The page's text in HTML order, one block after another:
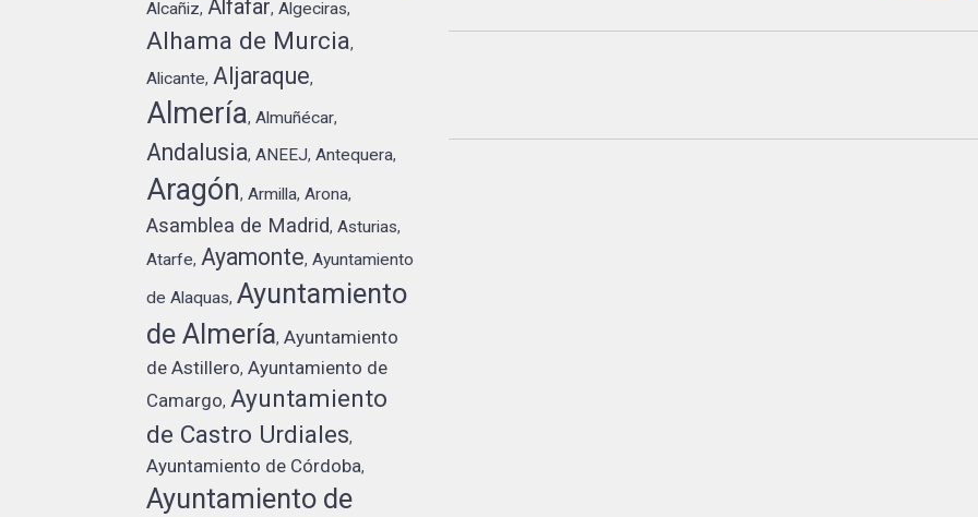
Alcañiz, Alfafar,Algeciras,
Alhama de Murcia,
Alicante, Aljaraque,
Almería,Almuñécar,
Andalusia,ANEEJ,Antequera,
Aragón,Armilla,Arona,
Asamblea de Madrid,Asturias,
Atarfe, Ayamonte,Ayuntamiento
de Alaquas,Ayuntamiento
de Almería,Ayuntamiento
de Astillero,Ayuntamiento de
Camargo, Ayuntamiento
de Castro Urdiales,
Ayuntamiento de Córdoba,
Ayuntamiento de